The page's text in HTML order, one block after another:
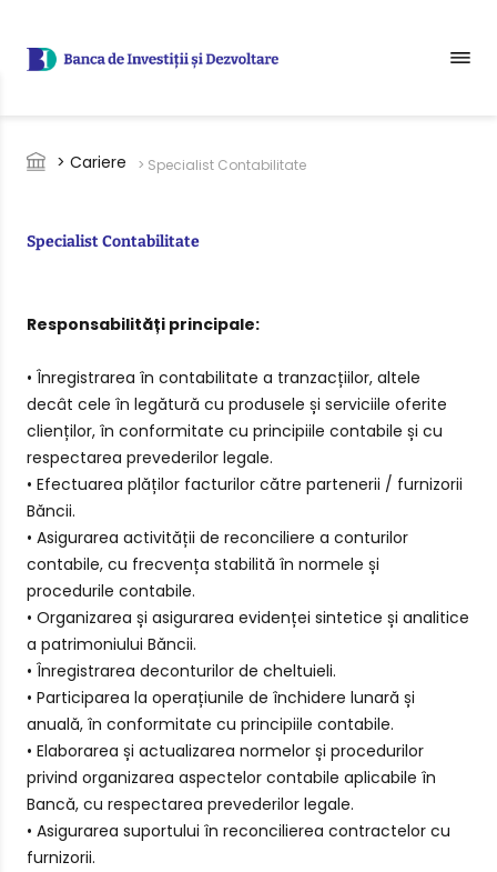
Breadcrumb
> Cariere > Specialist Contabilitate
Specialist Contabilitate
Responsabilități principale:
• Înregistrarea în contabilitate a tranzacțiilor, altele
decât cele în legătură cu produsele și serviciile oferite
clienților, în conformitate cu principiile contabile și cu
respectarea prevederilor legale.
• Efectuarea plăților facturilor către partenerii / furnizorii
Băncii.
• Asigurarea activității de reconciliere a conturilor
contabile, cu frecvența stabilită în normele și
procedurile contabile.
• Organizarea și asigurarea evidenței sintetice și analitice
a patrimoniului Băncii.
• Înregistrarea deconturilor de cheltuieli.
• Participarea la operațiunile de închidere lunară și
anuală, în conformitate cu principiile contabile.
• Elaborarea și actualizarea normelor și procedurilor
privind organizarea aspectelor contabile aplicabile în
Bancă, cu respectarea prevederilor legale.
• Asigurarea suportului în reconcilierea contractelor cu
furnizorii.